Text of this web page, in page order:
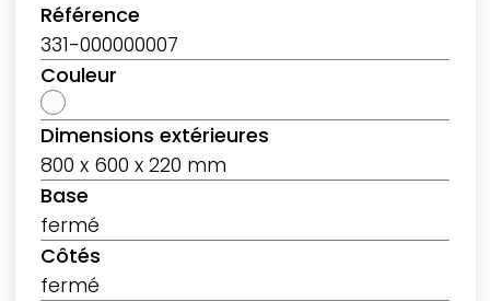
Référence
331-000000007
Couleur
Dimensions extérieures
800 x 600 x 220 mm
Base
fermé
Côtés
fermé